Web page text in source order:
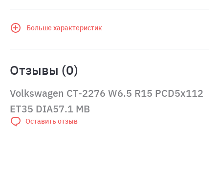
Больше характеристик
Отзывы (0)
Volkswagen CT-2276 W6.5 R15 PCD5x112
ET35 DIA57.1 MB
Оставить отзыв